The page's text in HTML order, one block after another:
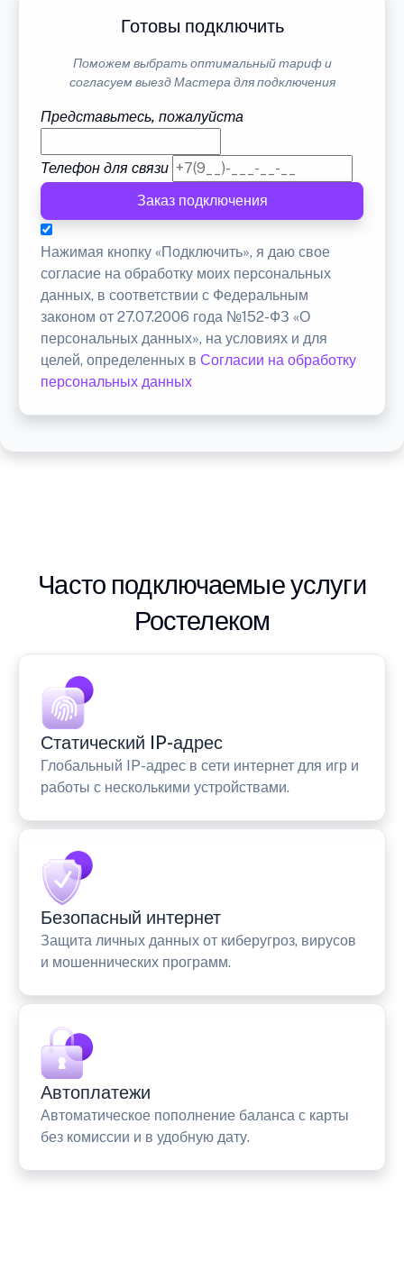
Готовы подключить
Поможем выбрать оптимальный тариф и
согласуем выезд Мастера для подключения
Представьтесь, пожалуйста
Телефон для связи
Заказ подключения
Нажимая кнопку «Подключить», я даю свое
согласие на обработку моих персональных
данных, в соответствии с Федеральным
законом от 27.07.2006 года №152-ФЗ «О
персональных данных», на условиях и для
целей, определенных в Согласии на обработку
персональных данных
Часто подключаемые услуги
Ростелеком
Статический IP-адрес
Глобальный IP-адрес в сети интернет для игр и
работы с несколькими устройствами.
Безопасный интернет
Защита личных данных от киберугроз, вирусов
и мошеннических программ.
Автоплатежи
Автоматическое пополнение баланса с карты
без комиссии и в удобную дату.